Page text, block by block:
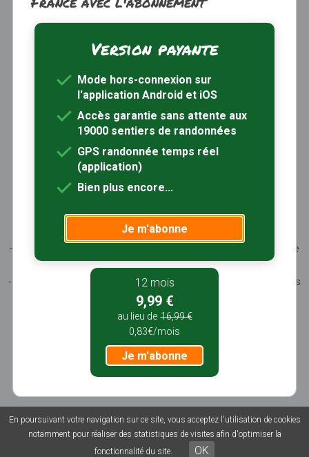
Trouver une randonnée À propos
Inscription / Connexion
Abonnement Rando+ Calendrier randos
Sites partenaires Contactez-nous
Sentiers-en-France, grâce aux nombreux circuits de
- les spécificités des terroirs (sites et milieux naturels,
patrimoine …)
- les producteurs locaux et les artisans, garants du savoir-faire
et du patrimoine
- ceux qui œuvrent à faire connaître tout ce patrimoine par des
manifestations culturelles
- ceux qui accueillent les touristes dans leur hébergement, à
leur table
© 2026 Sentiers en France - Tous droits réservés - Photos non
Mentions légales-CGU
En poursuivant votre navigation sur ce site, vous acceptez l'utilisation de cookies
notamment pour réaliser des statistiques de visites afin d'optimiser la
fonctionnalité du site.
OK
Version payante
Mode hors-connexion sur
l'application Android et iOS
Accès garantie sans attente aux
19000 sentiers de randonnées
GPS randonnée temps réel
(application)
Bien plus encore...
Je m'abonne
12 mois
9,99 €
au lieu de 16,99 €
0,83€/mois
Je m'abonne